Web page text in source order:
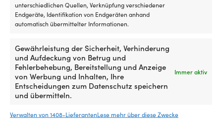
unterschiedlichen Quellen, Verknüpfung verschiedener
Endgeräte, Identifikation von Endgeräten anhand
automatisch übermittelter Informationen.
Gewährleistung der Sicherheit, Verhinderung
und Aufdeckung von Betrug und
Fehlerbehebung, Bereitstellung und Anzeige
von Werbung und Inhalten, Ihre
Entscheidungen zum Datenschutz speichern
und übermitteln.
Immer aktiv
Verwalten von 1408-LieferantenLese mehr über diese Zwecke
UVP14,62€Ursprünglicher
Preis
war:
13,55 €Aktueller
Preis
ist:
MwSt. inkl.
1 VORRÄTIG (KANN NACHBESTELLT
WERDEN)
43,14€
MwSt. inkl.
VERFÜGBAR BEI NACHBESTELLUNG